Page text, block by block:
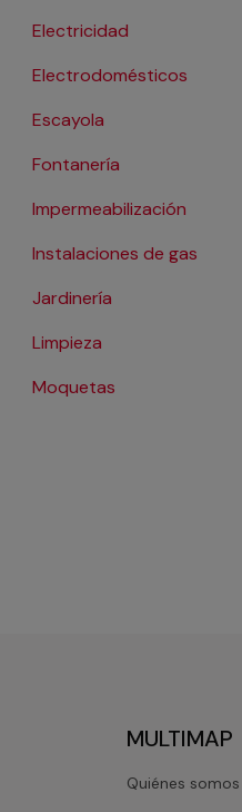
Electricidad
Electrodomésticos
Escayola
Fontanería
Impermeabilización
Instalaciones de gas
Jardinería
Limpieza
Moquetas
MULTIMAP
Quiénes somos